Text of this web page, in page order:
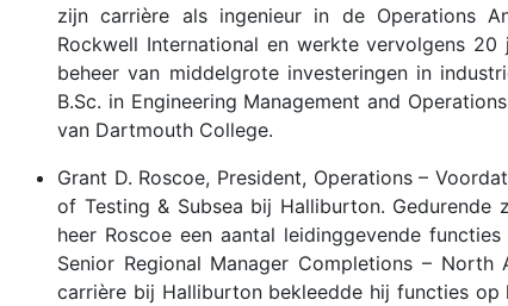
zijn carrière als ingenieur in de Operations
Rockwell International en werkte vervolgens
beheer van middelgrote investeringen in
B.Sc. in Engineering Management and
van Dartmouth College.
Grant D. Roscoe, President, Operations –
of Testing & Subsea bij Halliburton.
heer Roscoe een aantal leidinggevende
Senior Regional Manager Completions –
carrière bij Halliburton bekleedde hij functies